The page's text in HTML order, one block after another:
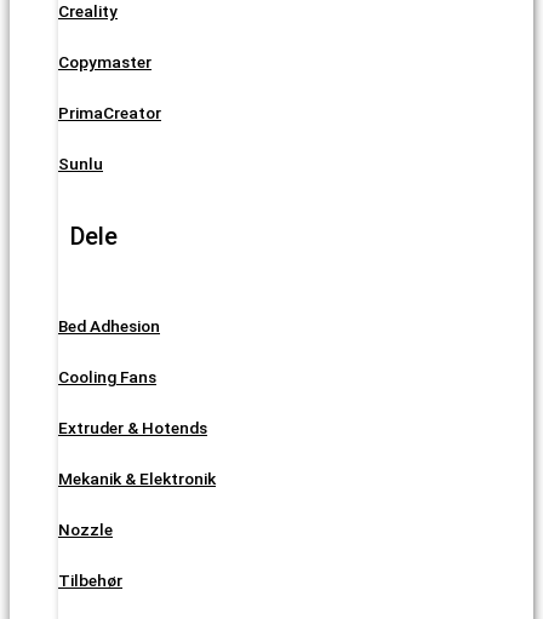
Creality
Copymaster
PrimaCreator
Sunlu
Dele
Bed Adhesion
Cooling Fans
Extruder & Hotends
Mekanik & Elektronik
Nozzle
Tilbehør